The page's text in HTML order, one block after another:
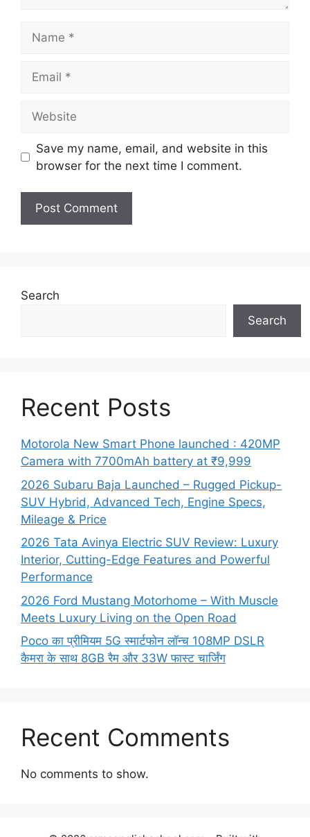
Save my name, email, and website in this
browser for the next time I comment.
Search
Search
Recent Posts
Motorola New Smart Phone launched : 420MP
Camera with 7700mAh battery at ₹9,999
2026 Subaru Baja Launched – Rugged Pickup-
SUV Hybrid, Advanced Tech, Engine Specs,
Mileage & Price
2026 Tata Avinya Electric SUV Review: Luxury
Interior, Cutting-Edge Features and Powerful
Performance
2026 Ford Mustang Motorhome – With Muscle
Meets Luxury Living on the Open Road
Poco का प्रीमियम 5G स्मार्टफोन लॉन्च 108MP DSLR
कैमरा के साथ 8GB रैम और 33W फास्ट चार्जिंग
Recent Comments
No comments to show.